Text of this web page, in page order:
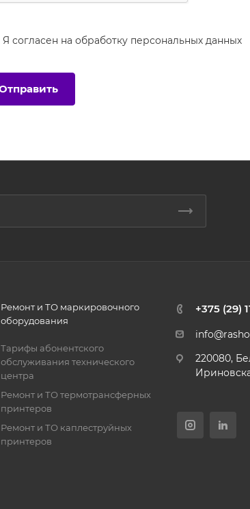
Я согласен на обработку персональных данных
Ремонт и ТО маркировочного
оборудования
Тарифы абонентского
обслуживания технического
центра
Ремонт и ТО термотрансферных
принтеров
Ремонт и ТО каплеструйных
принтеров
+375 (29)
220080,